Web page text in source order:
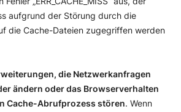
aufgrund der Störung durch die
die Cache-Dateien zugegriffen werden
die Netzwerkanfragen
ändern oder das Browserverhalten
Cache-Abrufprozess stören. Wenn